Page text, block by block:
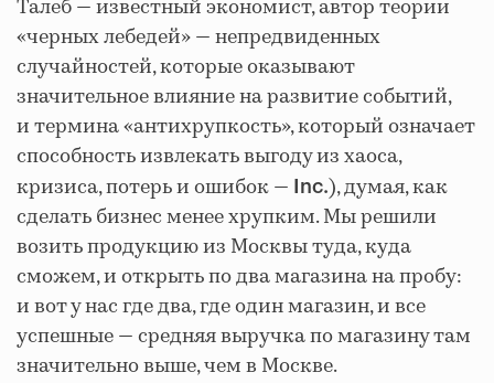
Талеб — известный экономист, автор теории
«черных лебедей» — непредвиденных
случайностей, которые оказывают
значительное влияние на развитие событий,
и термина «антихрупкость», который означает
способность извлекать выгоду из хаоса,
кризиса, потерь и ошибок —
Inc.), думая, как
сделать бизнес менее хрупким. Мы решили
возить продукцию из Москвы туда, куда
сможем, и открыть по два магазина на пробу:
и вот у нас где два, где один магазин, и все
успешные — средняя выручка по магазину там
значительно выше, чем в Москве.